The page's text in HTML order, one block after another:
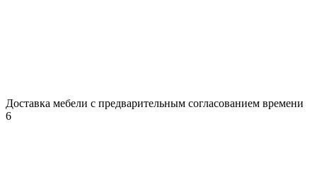
Доставка мебели с предварительным согласованием времени
6